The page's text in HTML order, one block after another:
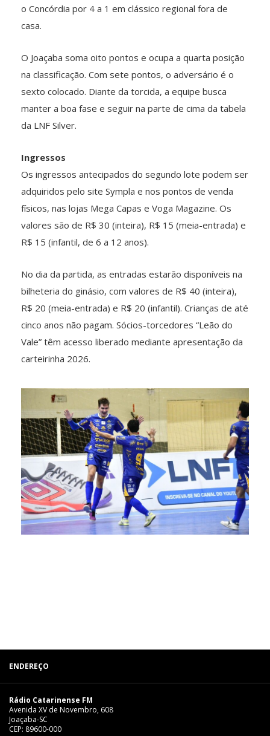
o Concórdia por 4 a 1 em clássico regional fora de
casa.
O Joaçaba soma oito pontos e ocupa a quarta posição
na classificação. Com sete pontos, o adversário é o
sexto colocado. Diante da torcida, a equipe busca
manter a boa fase e seguir na parte de cima da tabela
da LNF Silver.
Ingressos
Os ingressos antecipados do segundo lote podem ser
adquiridos pelo site Sympla e nos pontos de venda
físicos, nas lojas Mega Capas e Voga Magazine. Os
valores são de R$ 30 (inteira), R$ 15 (meia-entrada) e
R$ 15 (infantil, de 6 a 12 anos).
No dia da partida, as entradas estarão disponíveis na
bilheteria do ginásio, com valores de R$ 40 (inteira),
R$ 20 (meia-entrada) e R$ 20 (infantil). Crianças de até
cinco anos não pagam. Sócios-torcedores “Leão do
Vale” têm acesso liberado mediante apresentação da
carteirinha 2026.
ENDEREÇO
Rádio Catarinense FM
Avenida XV de Novembro, 608
Joaçaba-SC
CEP: 89600-000